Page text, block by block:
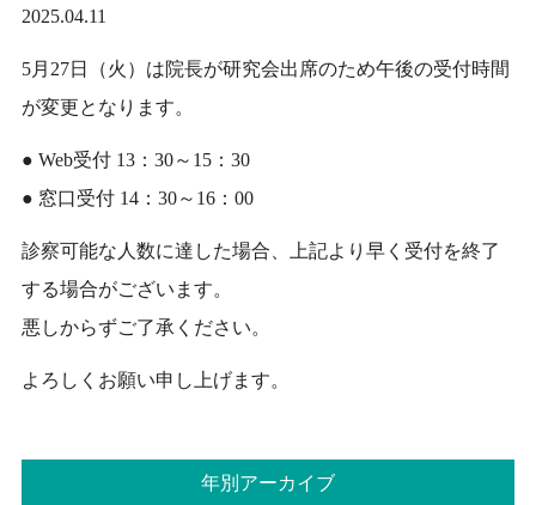
2025.04.11
5月27日（火）は院長が研究会出席のため午後の受付時間
が変更となります。
● Web受付 13：30～15：30
● 窓口受付 14：30～16：00
診察可能な人数に達した場合、上記より早く受付を終了
する場合がございます。
悪しからずご了承ください。
よろしくお願い申し上げます。
年別アーカイブ